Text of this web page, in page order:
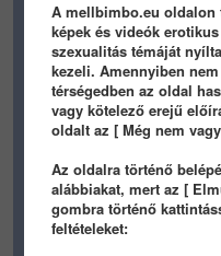
◄ vissza az előző oldalra
HD
A mellbimbo.eu
képek és videók
szexualitás témáját
kezeli. Amennyiben
térségedben az oldal
vagy kötelező erejű
oldalt az [ Még nem
Az oldalra történő
alábbiakat, mert az [
gombra történő
feltételeket: